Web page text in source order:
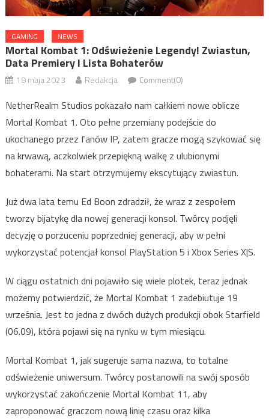
GAMING NEWS
Mortal Kombat 1: Odświeżenie Legendy! Zwiastun,
Data Premiery I Lista Bohaterów
19 maja 2023 Redakcja Comment(0)
NetherRealm Studios pokazało nam całkiem nowe oblicze
Mortal Kombat 1. Oto pełne przemiany podejście do
ukochanego przez fanów IP, zatem gracze mogą szykować się
na krwawą, aczkolwiek przepiękną walkę z ulubionymi
bohaterami. Na start otrzymujemy ekscytujący zwiastun.
Już dwa lata temu Ed Boon zdradził, że wraz z zespołem
tworzy bijatykę dla nowej generacji konsol. Twórcy podjęli
decyzję o porzuceniu poprzedniej generacji, aby w pełni
wykorzystać potencjał konsol PlayStation 5 i Xbox Series X|S.
W ciągu ostatnich dni pojawiło się wiele plotek, teraz jednak
możemy potwierdzić, że Mortal Kombat 1 zadebiutuje 19
września. Jest to jedna z dwóch dużych produkcji obok Starfield
(06.09), która pojawi się na rynku w tym miesiącu.
Mortal Kombat 1, jak sugeruje sama nazwa, to totalne
odświeżenie uniwersum. Twórcy postanowili na swój sposób
wykorzystać zakończenie Mortal Kombat 11, aby
zaproponować graczom nową linię czasu oraz kilka